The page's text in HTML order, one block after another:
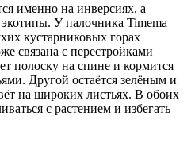
именно на инверсиях, а
У палочника Timema
кустарниковых горах
связана с перестройками
полоску на спине и кормится
Другой остаётся зелёным и
на широких листьях. В обоих
с растением и избегать